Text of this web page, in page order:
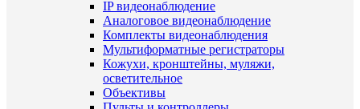
IP видеонаблюдение
Аналоговое видеонаблюдение
Комплекты видеонаблюдения
Мультиформатные регистраторы
Кожухи, кронштейны, муляжи,
осветительное
Объективы